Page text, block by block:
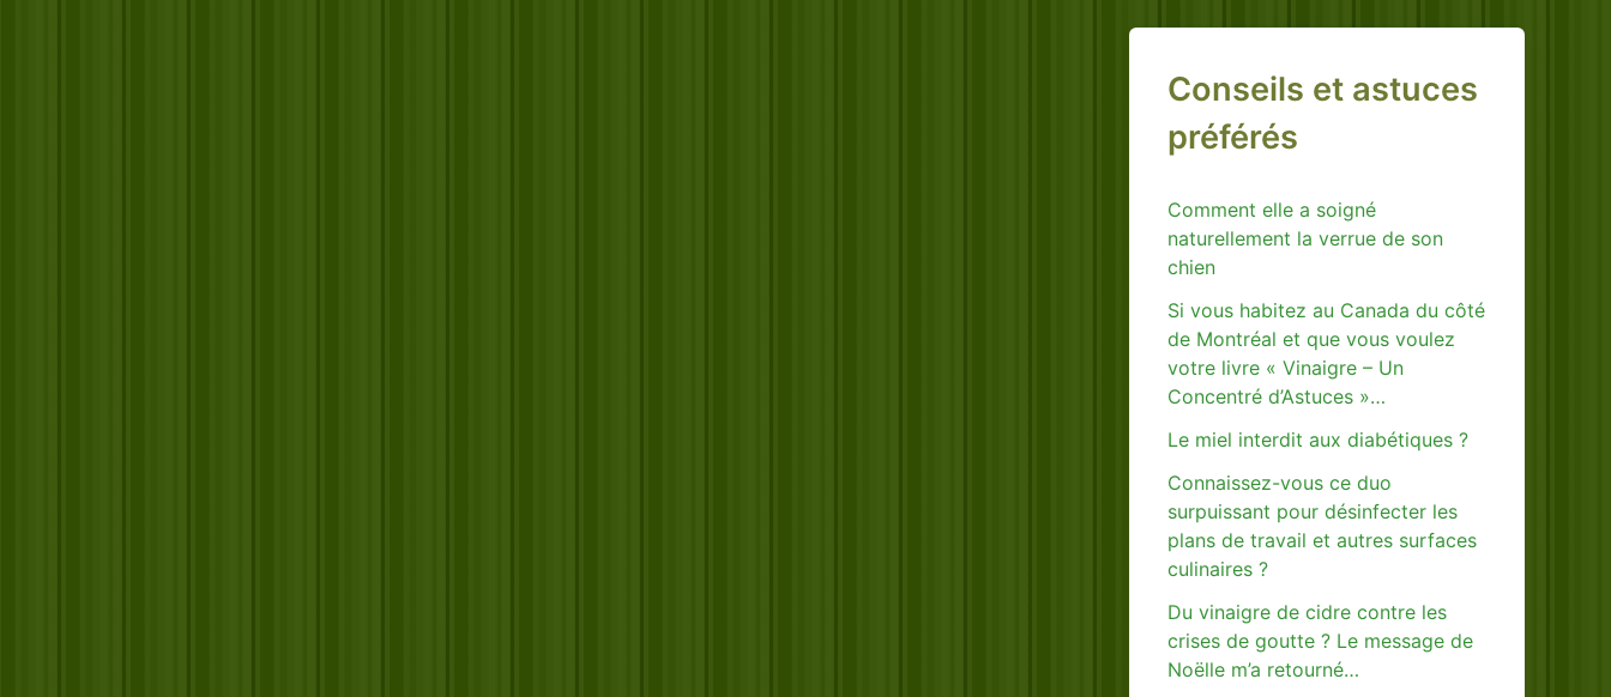
Conseils et astuces
préférés
Comment elle a soigné
naturellement la verrue de son
chien
Si vous habitez au Canada du côté
de Montréal et que vous voulez
votre livre « Vinaigre – Un
Concentré d’Astuces »…
Le miel interdit aux diabétiques ?
Connaissez-vous ce duo
surpuissant pour désinfecter les
plans de travail et autres surfaces
culinaires ?
Du vinaigre de cidre contre les
crises de goutte ? Le message de
Noëlle m’a retourné…